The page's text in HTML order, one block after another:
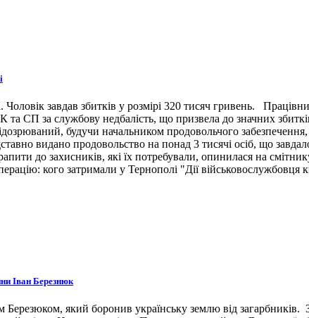
завдав збитків у розмірі 320 тисяч гривень.
СП за службову недбалість, що призвела до значних
будучи начальником продовольчого
видано продовольство на понад 3 тисячі осіб, що
до захисників, які їх потребували, опинилася на
кого затримали у Тернополі "Дії військовослужбовця
Іван Березнюк
який боронив українську землю від загарбників.